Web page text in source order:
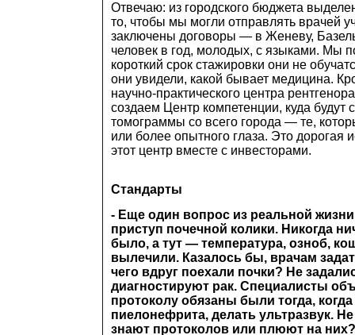
Отвечаю: из городского бюджета
то, чтобы мы могли отправлять врачей
заключены договоры — в Женеву,
человек в год, молодых, с языками. Мы
короткий срок стажировки они не
они увидели, какой бывает медицина.
научно-практического центра
создаем Центр компетенции, куда будут
томограммы со всего города — те,
или более опытного глаза. Это дорогая
этот центр вместе с инвесторами.
Стандарты
- Еще один вопрос из реальной
приступ почечной колики. Никогда
было, а тут — температура, озноб,
вылечили. Казалось бы, врачам
чего вдруг поехали почки? Не
диагностируют рак. Специалисты
протоколу обязаны были тогда,
пиелонефрита, делать ультразвук.
знают протоколов или плюют на них?